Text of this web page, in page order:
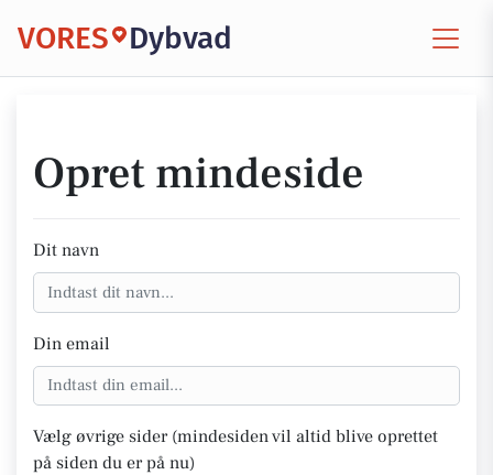
VORES Dybvad
Opret mindeside
Dit navn
Din email
Vælg øvrige sider (mindesiden vil altid blive oprettet
på siden du er på nu)